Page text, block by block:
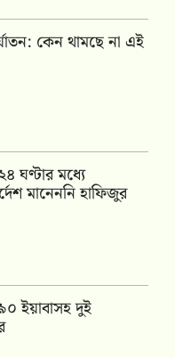
কেন থামছে না এই
ঘণ্টার মধ্যে
মানেননি হাফিজুর
ইয়াবাসহ দুই